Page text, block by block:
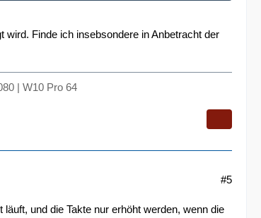
Finde ich insebsondere in Anbetracht der
| W10 Pro 64
#5
und die Takte nur erhöht werden, wenn die